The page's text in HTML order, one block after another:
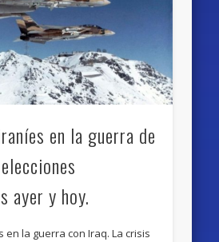
en la guerra de
ayer y hoy.
en la guerra con Iraq. La crisis